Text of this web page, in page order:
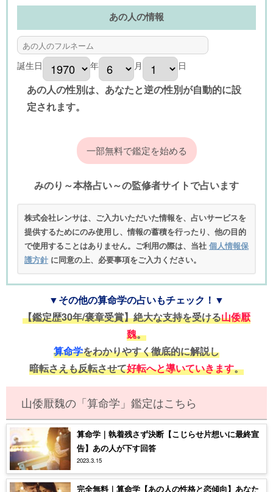
あの人の情報
誕生日 年 月 日
あの人の性別は、あなたと逆の性別が自動的に設
定されます。
みのり～本格占い～の監修者サイトで占います
株式会社レンサは、ご入力いただいた情報を、占いサービスを
提供するためにのみ使用し、情報の蓄積を行ったり、他の目的
で使用することはありません。ご利用の際は、当社 個人情報保
護方針 に同意の上、必要事項をご入力ください。
▼その他の算命学の占いもチェック！▼
【鑑定歴30年/褒章受賞】絶大な支持を受ける山倭厭
魏。
算命学をわかりやすく徹底的に解説し
暗転さえも反転させて好転へと導いていきます。
山倭厭魏の「算命学」鑑定はこちら
算命学｜執着残さず決断【こじらせ片想いに最終宣
告】あの人が下す回答
2023.3.15
完全無料｜算命学【あの人の性格と恋傾向】あなた